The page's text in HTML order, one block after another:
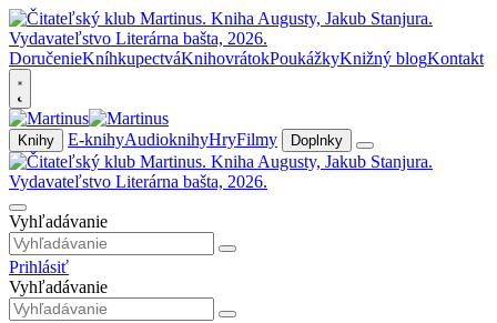
DoručenieKníhkupectváKnihovrátokPoukážkyKnižný blogKontakt
Knihy E-knihyAudioknihyHryFilmy Doplnky
Vyhľadávanie
Prihlásiť
Vyhľadávanie